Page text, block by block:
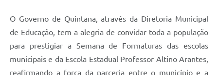
O Governo de Quintana, através da Diretoria Municipal
de Educação, tem a alegria de convidar toda a população
para prestigiar a Semana de Formaturas das escolas
municipais e da Escola Estadual Professor Altino Arantes,
reafirmando a força da parceria entre o município e a